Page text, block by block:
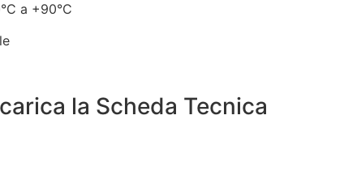
a +90°C
la Scheda Tecnica